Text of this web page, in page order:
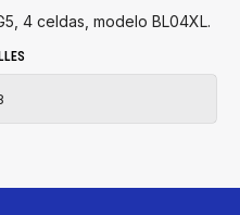
4 celdas, modelo BL04XL.